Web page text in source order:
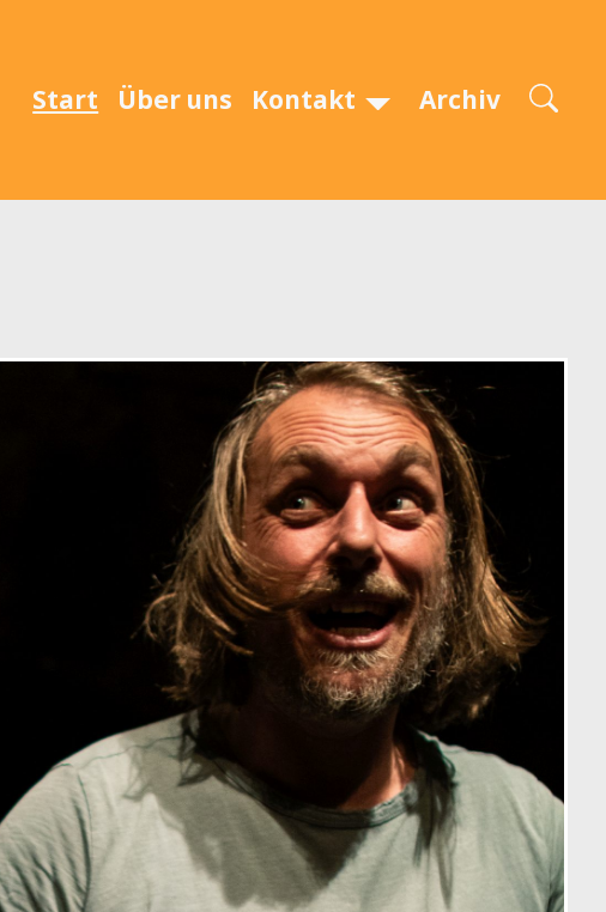
Start Über uns Kontakt Archiv